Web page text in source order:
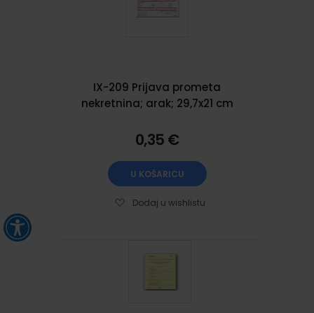
IX-209 Prijava prometa
nekretnina; arak; 29,7x21 cm
0,35 €
U KOŠARICU
Dodaj u wishlistu